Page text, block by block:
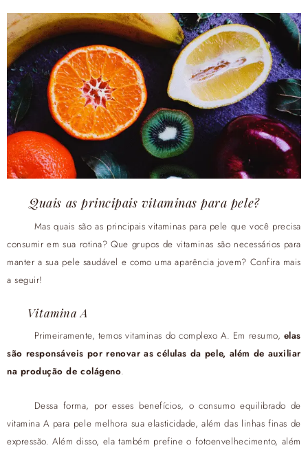
Quais as principais vitaminas para pele?
Mas quais são as principais vitaminas para pele que você precisa
consumir em sua rotina? Que grupos de vitaminas são necessários para
manter a sua pele saudável e como uma aparência jovem? Confira mais
a seguir!
Vitamina A
Primeiramente, temos vitaminas do complexo A. Em resumo, elas
são responsáveis por renovar as células da pele, além de auxiliar
na produção de colágeno.
Dessa forma, por esses benefícios, o consumo equilibrado de
vitamina A para pele melhora sua elasticidade, além das linhas finas de
expressão. Além disso, ela também prefine o fotoenvelhecimento, além